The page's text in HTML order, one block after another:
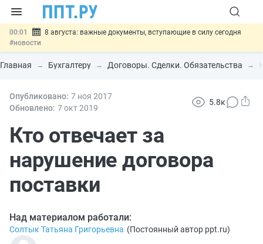
00:01
8 августа: важные документы, вступающие в силу сегодня
#новости
07.08 Подписан закон о блокировке продажи опасных товаров через
«Честный знак»#новости
07.08 Госпошлину за устранение ошибок в документах предлагают
отменить#новости
отношений
Главная Бухгалтеру Договоры. Сделки. Обязательства
Опубликовано: 7 ноя 2017
Обновлено: 7 окт2019
5.8к
Кто отвечает за
нарушение договора
поставки
Над материалом работали:
Солтык Татьяна Григорьевна (Постоянный автор ppt.ru)